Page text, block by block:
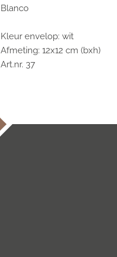
Blanco
Kleur envelop: wit
Afmeting: 12x12 cm (bxh)
Art.nr. 37